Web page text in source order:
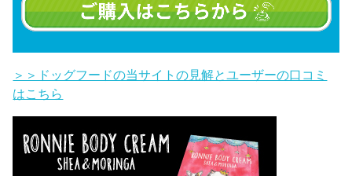
＞＞ドッグフードの当サイトの見解とユーザーの口コミ
はこちら